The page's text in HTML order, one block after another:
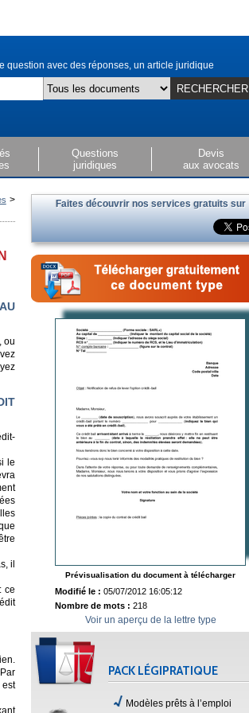
question avec des réponses, un article juridique
RECHERCHER
Questions
juridiques
Devis
aux avocats
>
ou
le
il
ce
Faites découvrir nos services gratuits sur
Prévisualisation du document à télécharger
Modifié le : 05/07/2012 16:05:12
Nombre de mots : 218
Voir un aperçu de la lettre type
PACK LÉGIPRATIQUE
Modèles prêts à l’emploi